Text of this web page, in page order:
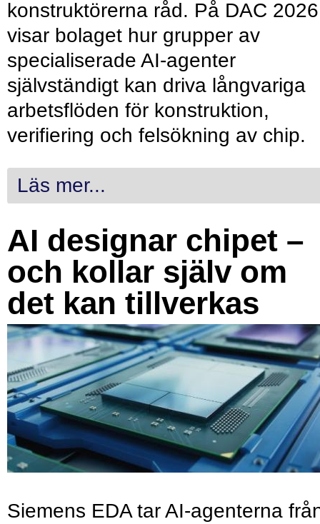
konstruktörerna råd. På DAC 2026
visar bolaget hur grupper av
specialiserade AI-agenter
självständigt kan driva långvariga
arbetsflöden för konstruktion,
verifiering och felsökning av chip.
Läs mer...
AI designar chipet –
och kollar själv om
det kan tillverkas
Siemens EDA tar AI-agenterna